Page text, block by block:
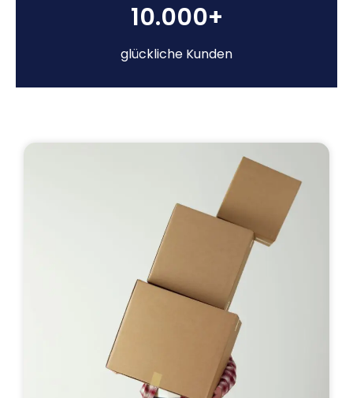
10.000+
glückliche Kunden